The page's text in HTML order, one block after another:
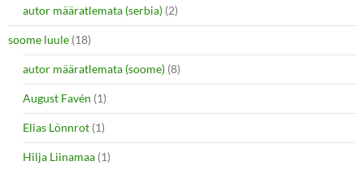
autor määratlemata (serbia) (2)
soome luule (18)
autor määratlemata (soome) (8)
August Favén (1)
Elias Lönnrot (1)
Hilja Liinamaa (1)